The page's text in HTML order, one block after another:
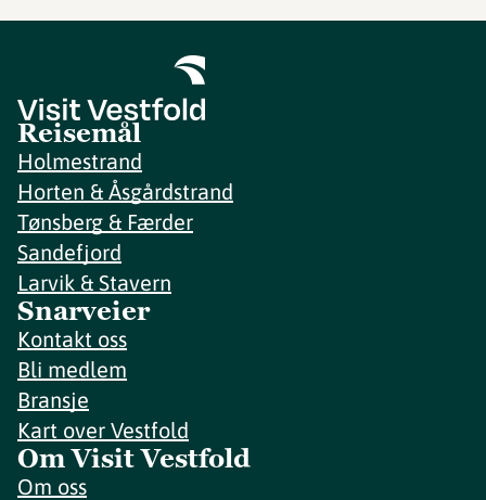
Reisemål
Holmestrand
Horten & Åsgårdstrand
Tønsberg & Færder
Sandefjord
Larvik & Stavern
Snarveier
Kontakt oss
Bli medlem
Bransje
Kart over Vestfold
Om Visit Vestfold
Om oss